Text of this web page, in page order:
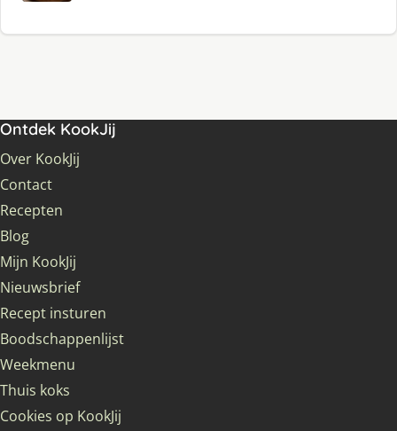
Ontdek KookJij
Over KookJij
Contact
Recepten
Blog
Mijn KookJij
Nieuwsbrief
Recept insturen
Boodschappenlijst
Weekmenu
Thuis koks
Cookies op KookJij